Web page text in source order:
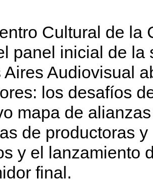
Cultural de la
panel inicial de la
Aires Audiovisual
los desafíos
mapa de
de productoras
y el lanzamiento
final.